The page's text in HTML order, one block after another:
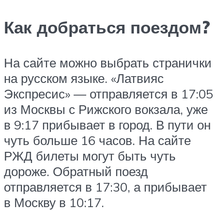
Как добраться поездом?
На сайте можно выбрать странички
на русском языке. «Латвияс
Экспресис» — отправляется в 17:05
из Москвы с Рижского вокзала, уже
в 9:17 прибывает в город. В пути он
чуть больше 16 часов. На сайте
РЖД билеты могут быть чуть
дороже. Обратный поезд
отправляется в 17:30, а прибывает
в Москву в 10:17.